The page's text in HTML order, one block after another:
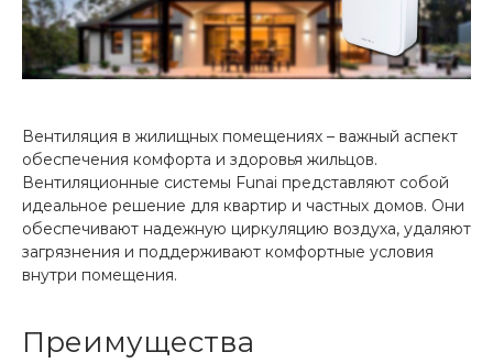
Вентиляция в жилищных помещениях – важный аспект
обеспечения комфорта и здоровья жильцов.
Вентиляционные системы Funai представляют собой
идеальное решение для квартир и частных домов. Они
обеспечивают надежную циркуляцию воздуха, удаляют
загрязнения и поддерживают комфортные условия
внутри помещения.
Преимущества